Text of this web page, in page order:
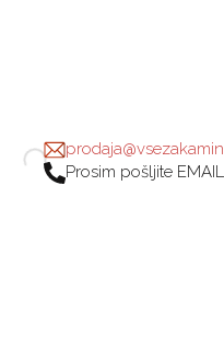
Prosim pošljite